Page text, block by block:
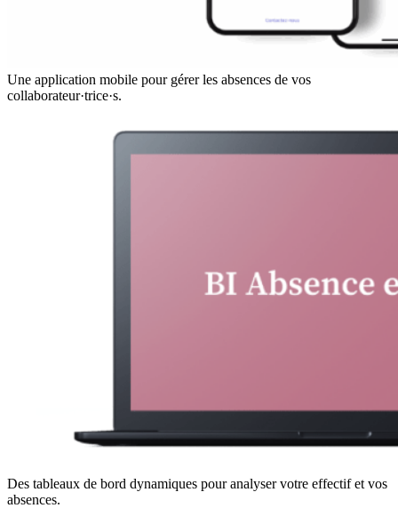
Une application mobile pour gérer les absences de vos
collaborateur·trice·s.
Des tableaux de bord dynamiques pour analyser votre effectif et vos
absences.